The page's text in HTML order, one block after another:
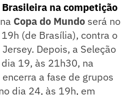
na competição
na Copa do Mundo será no
(de Brasília), contra o
Depois, a Seleção
19, às 21h30, na
a fase de grupos
dia 24, às 19h, em